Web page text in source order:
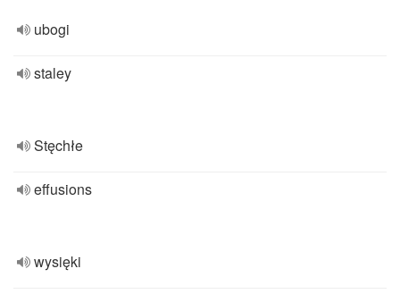
ubogi
staley
Stęchłe
effusions
wysięki